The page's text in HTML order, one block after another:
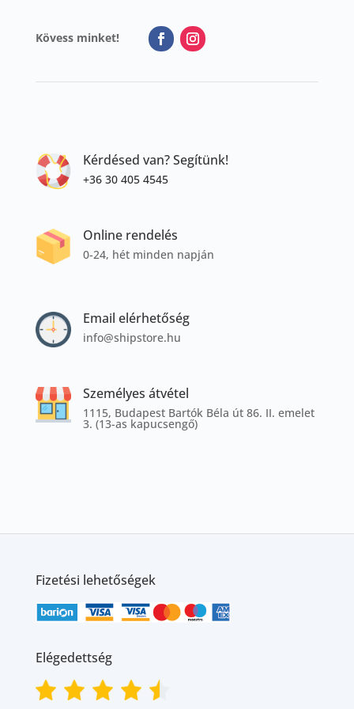
Kövess minket!
Kérdésed van? Segítünk!
+36 30 405 4545
Online rendelés
0-24, hét minden napján
Email elérhetőség
info@shipstore.hu
Személyes átvétel
1115, Budapest Bartók Béla út 86. II. emelet
3. (13-as kapucsengő)
Fizetési lehetőségek
Elégedettség